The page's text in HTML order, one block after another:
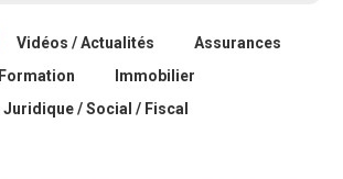
Vidéos / Actualités
Assurances
Formation
Immobilier
Juridique / Social / Fiscal